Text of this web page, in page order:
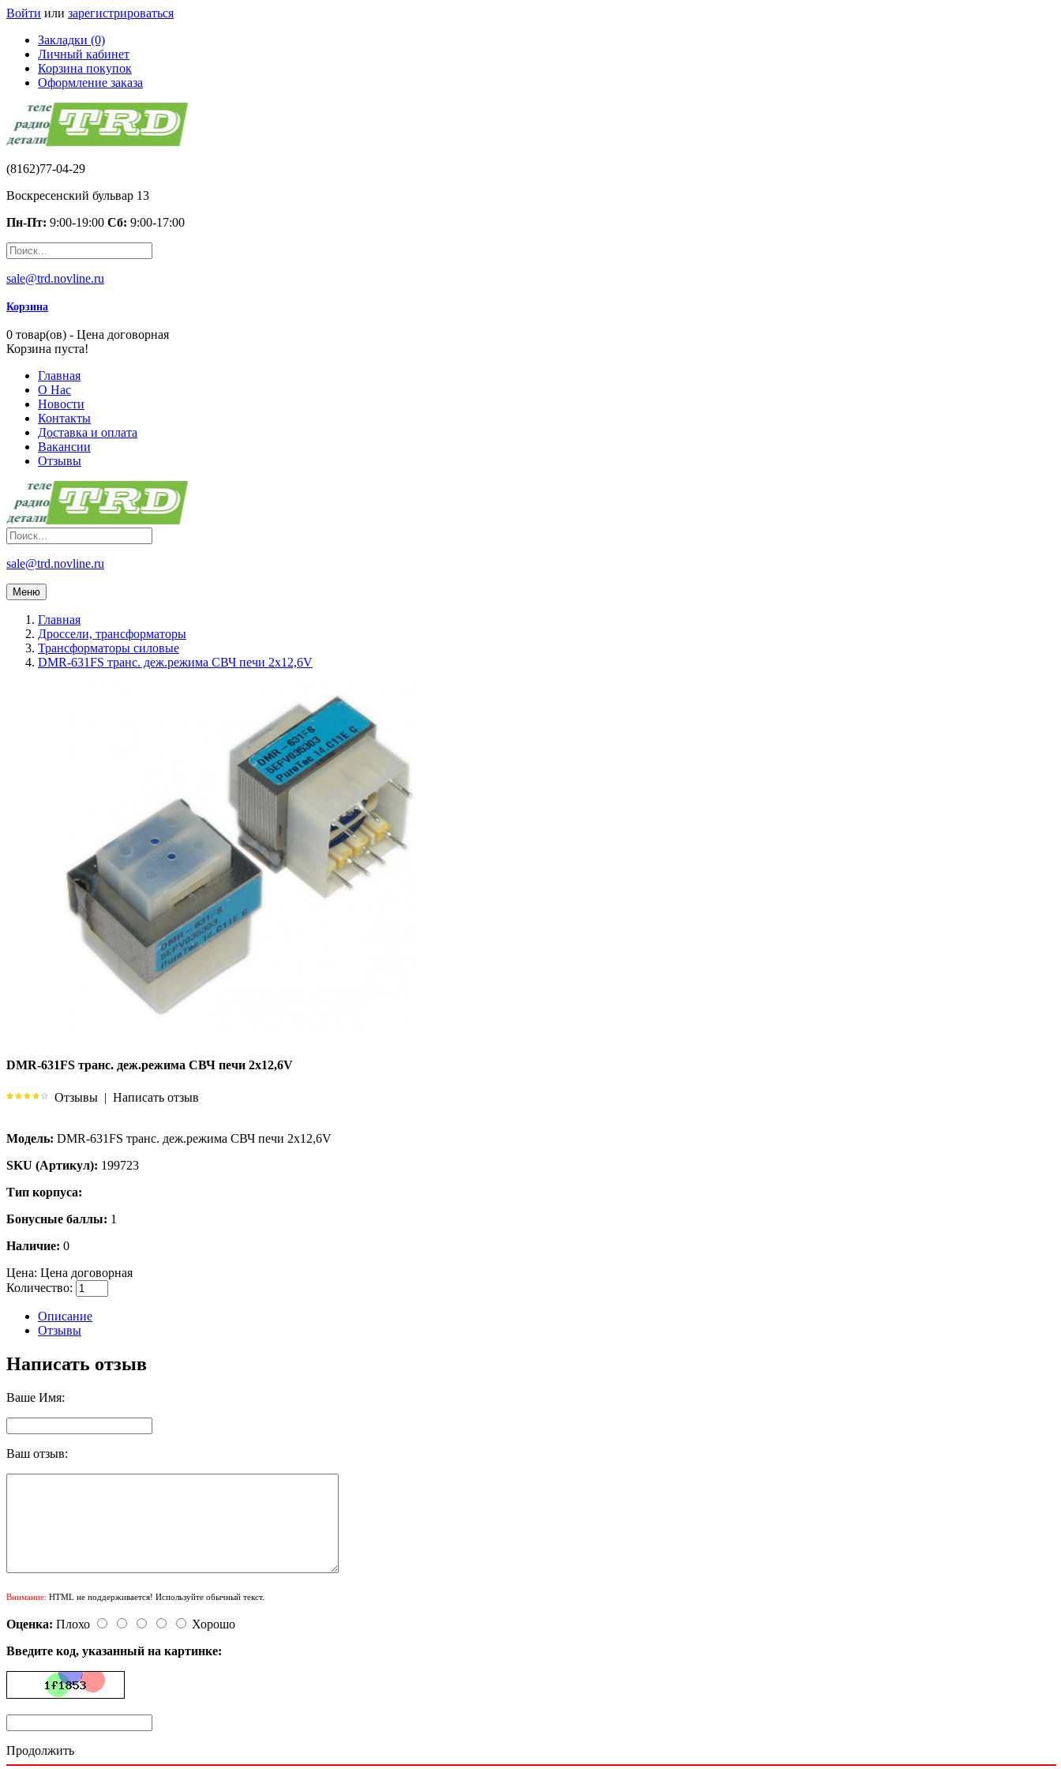
Войти или зарегистрироваться
Закладки (0)
Личный кабинет
Корзина покупок
Оформление заказа
(8162)77-04-29
Воскресенский бульвар 13
Пн-Пт: 9:00-19:00 Сб: 9:00-17:00
sale@trd.novline.ru
Корзина
0 товар(ов) - Цена договорная
Корзина пуста!
Главная
О Нас
Новости
Контакты
Доставка и оплата
Вакансии
Отзывы
sale@trd.novline.ru
Меню
Главная
Дроссели, трансформаторы
Трансформаторы силовые
DMR-631FS транс. деж.режима СВЧ печи 2х12,6V
DMR-631FS транс. деж.режима СВЧ печи 2х12,6V
Отзывы | Написать отзыв
Модель: DMR-631FS транс. деж.режима СВЧ печи 2х12,6V
SKU (Артикул): 199723
Тип корпуса:
Бонусные баллы: 1
Наличие: 0
Цена: Цена договорная
Количество:
Описание
Отзывы
Написать отзыв
Ваше Имя:
Ваш отзыв:
Внимание: HTML не поддерживается! Используйте обычный текст.
Оценка: Плохо
Хорошо
Введите код, указанный на картинке:
Продолжить